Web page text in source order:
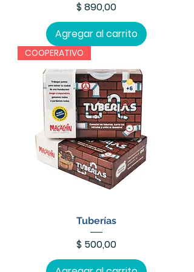
Precio
$ 890,00
Agregar al carrito
COOPERATIVO
Tuberías
Precio
$ 500,00